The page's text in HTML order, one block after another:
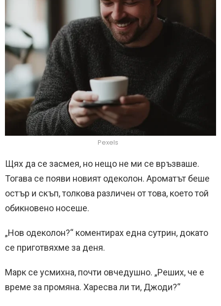
Pexels
Щях да се засмея, но нещо не ми се връзваше.
Тогава се появи новият одеколон. Ароматът беше
остър и скъп, толкова различен от това, което той
обикновено носеше.
„Нов одеколон?“ коментирах една сутрин, докато
се приготвяхме за деня.
Марк се усмихна, почти овчедушно. „Реших, че е
време за промяна. Харесва ли ти, Джоди?“